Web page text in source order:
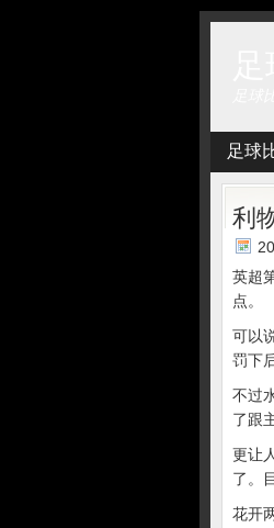
足球
利
英超
点。
可以
罚下
不过
了跟
更让
了。
花开